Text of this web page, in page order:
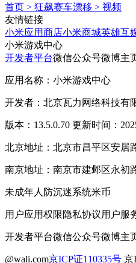
首页 > 狂飙赛车漂移 > 视频
友情链接
小米应用商店小米商城英雄互
小米游戏中心
开发者平台微信公众号微博主
应用名称：小米游戏中心
开发者：北京瓦力网络科技有
版本：13.5.0.70 更新时间：
北京地址：北京市昌平区安居
南京地址：南京市建邺区永初
未成年人防沉迷系统米币
用户应用权限隐私协议用户服
开发者平台微信公众号微博主
@wali.com京ICP证110335号 京